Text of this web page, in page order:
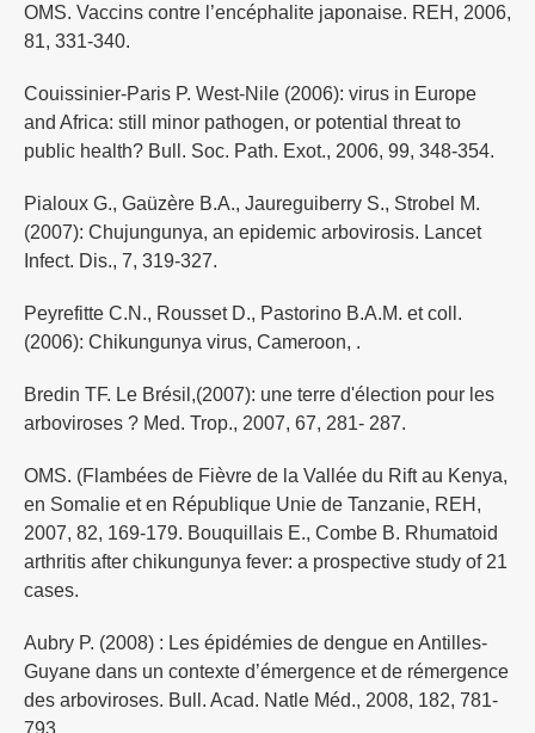
OMS. Vaccins contre l’encéphalite japonaise. REH, 2006,
81, 331-340.
Couissinier-Paris P. West-Nile (2006): virus in Europe
and Africa: still minor pathogen, or potential threat to
public health? Bull. Soc. Path. Exot., 2006, 99, 348-354.
Pialoux G., Gaüzère B.A., Jaureguiberry S., Strobel M.
(2007): Chujungunya, an epidemic arbovirosis. Lancet
Infect. Dis., 7, 319-327.
Peyrefitte C.N., Rousset D., Pastorino B.A.M. et coll.
(2006): Chikungunya virus, Cameroon, .
Bredin TF. Le Brésil,(2007): une terre d'élection pour les
arboviroses ? Med. Trop., 2007, 67, 281- 287.
OMS. (Flambées de Fièvre de la Vallée du Rift au Kenya,
en Somalie et en République Unie de Tanzanie, REH,
2007, 82, 169-179. Bouquillais E., Combe B. Rhumatoid
arthritis after chikungunya fever: a prospective study of 21
cases.
Aubry P. (2008) : Les épidémies de dengue en Antilles-
Guyane dans un contexte d’émergence et de rémergence
des arboviroses. Bull. Acad. Natle Méd., 2008, 182, 781-